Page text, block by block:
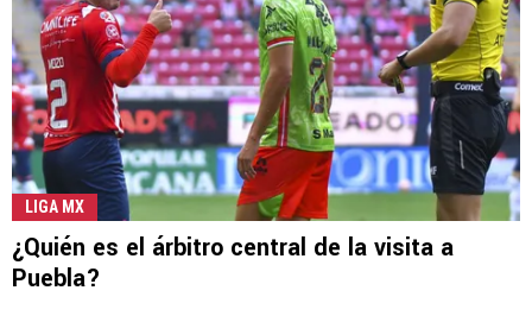
LIGA MX
¿Quién es el árbitro central de la visita a
Puebla?